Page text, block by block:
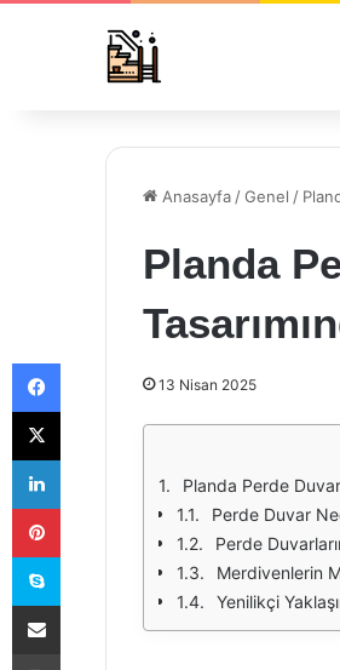
Anasayfa /Genel /
Planda
13 Nisan 2025
Planda Perde
Perde Duvar
Perde
Merdivenlerin
Yenilikçi
Facebook
X
LinkedIn
Pinterest
Skype
E-Posta ile paylaş